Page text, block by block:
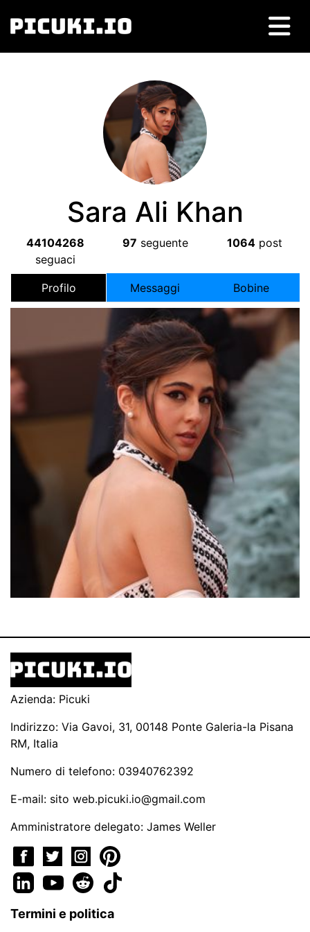
Sara Ali Khan
44104268
seguaci
97 seguente 1064 post
Profilo Messaggi Bobine
Azienda: Picuki
Indirizzo: Via Gavoi, 31, 00148 Ponte Galeria-la Pisana
RM, Italia
Numero di telefono: 03940762392
E-mail: sito web.picuki.io@gmail.com
Amministratore delegato: James Weller
Termini e politica